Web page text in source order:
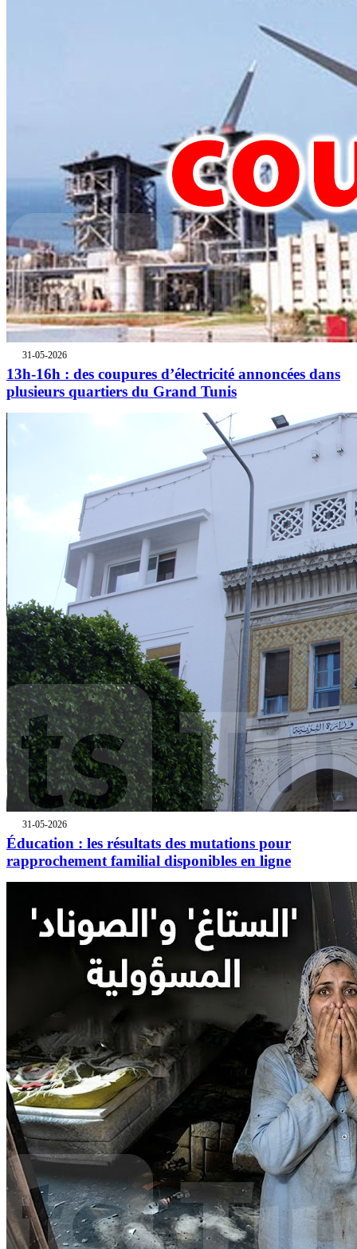
31-05-2026
13h-16h : des coupures d’électricité annoncées dans
plusieurs quartiers du Grand Tunis
31-05-2026
Éducation : les résultats des mutations pour
rapprochement familial disponibles en ligne